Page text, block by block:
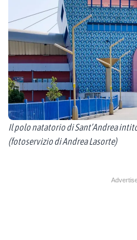
Il polo natatorio di Sant’Andrea
(fotoservizio di Andrea Lasorte)